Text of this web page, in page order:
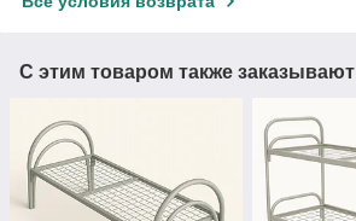
С этим товаром также заказывают